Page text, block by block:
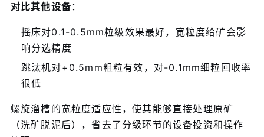
对比其他设备：
摇床对0.1-0.5mm粒级效果最好，宽粒度给矿会影
响分选精度
跳汰机对+0.5mm粗粒有效，对-0.1mm细粒回收率
很低
螺旋溜槽的宽粒度适应性，使其能够直接处理原矿
（洗矿脱泥后），省去了分级环节的设备投资和操作